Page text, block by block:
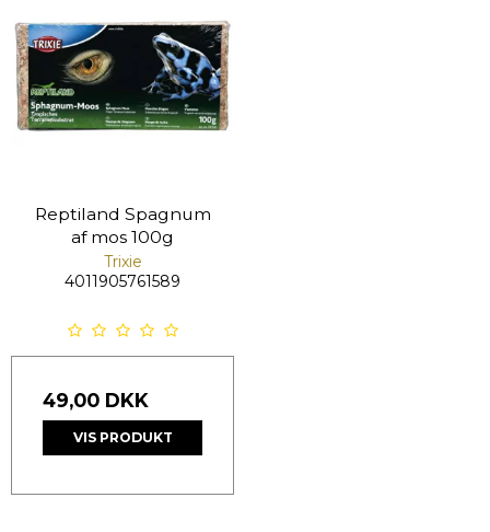
Reptiland Spagnum
af mos 100g
Trixie
4011905761589
49,00 DKK
VIS PRODUKT